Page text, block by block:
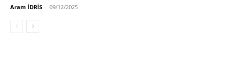
Aram İDRİS - 09/12/2025